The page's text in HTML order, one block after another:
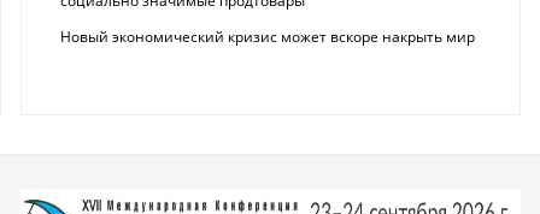
Новый экономический кризис может вскоре накрыть мир